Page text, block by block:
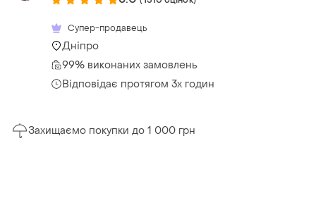
Супер-продавець
Дніпро
99% виконаних замовлень
Відповідає протягом 3х годин
Захищаємо покупки до 1 000 грн